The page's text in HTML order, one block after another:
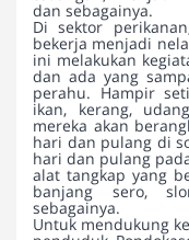
dan sebagainya.
Di sektor
bekerja menjadi
ini melakukan
dan ada yang
perahu. Hampir
ikan, kerang,
mereka akan
hari dan pulang di
hari dan pulang
alat tangkap yang
banjang sero,
sebagainya.
Untuk mendukung